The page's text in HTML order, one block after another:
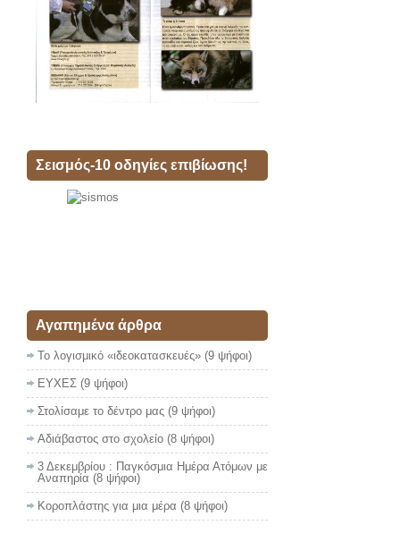
Σεισμός-10 οδηγίες επιβίωσης!
Αγαπημένα άρθρα
Το λογισμικό «ιδεοκατασκευές» (9 ψήφοι)
ΕΥΧΕΣ (9 ψήφοι)
Στολίσαμε το δέντρο μας (9 ψήφοι)
Αδιάβαστος στο σχολείο (8 ψήφοι)
3 Δεκεμβρίου : Παγκόσμια Ημέρα Ατόμων με
Αναπηρία (8 ψήφοι)
Κοροπλάστης για μια μέρα (8 ψήφοι)